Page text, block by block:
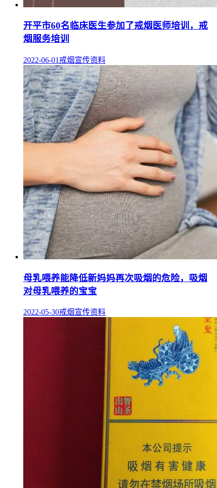
开平市60名临床医生参加了戒烟医师培训，戒
烟服务培训
2022-06-01 戒烟宣传资料
母乳喂养能降低新妈妈再次吸烟的危险，吸烟
对母乳喂养的宝宝
2022-05-30戒烟宣传资料